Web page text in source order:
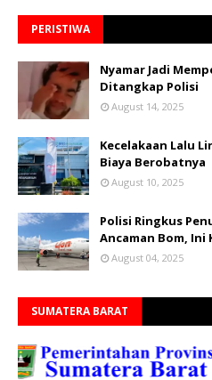
PERISTIWA
Nyamar Jadi
Ditangkap Polisi
August 14, 2025
Kecelakaan Lalu
Biaya Berobatnya
August 10, 2025
Polisi Ringkus
Ancaman Bom,
August 04, 2025
SUMATERA BARAT